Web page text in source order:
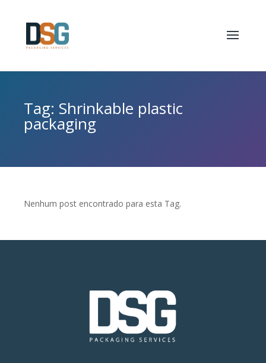
Tag: Shrinkable plastic
packaging
Nenhum post encontrado para esta Tag.